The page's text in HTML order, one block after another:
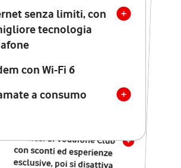
senza limiti, con
tecnologia
con Wi-Fi 6
a consumo
Internet senza limiti, con
la migliore tecnologia
Vodafone
Modem Seven con Wi-Fi 7
Chiamate illimitate verso
numeri fissi e mobili
nazionali
12 mesi di Vodafone Club
con sconti ed esperienze
esclusive, poi si disattiva